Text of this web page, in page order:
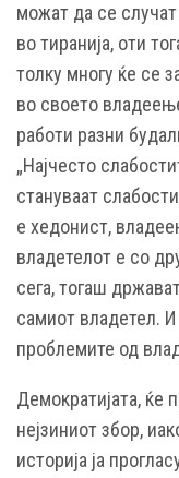
можат да се
во тиранија, оти
толку многу ќе се
во своето
работи разни
„Најчесто
стануваат
е хедонист,
владетелот е со
сега, тогаш
самиот владетел. И
проблемите од
Демократијата, ќе
нејзиниот збор,
историја ја